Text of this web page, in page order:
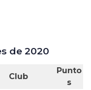
de 2020
Club
Punto
s